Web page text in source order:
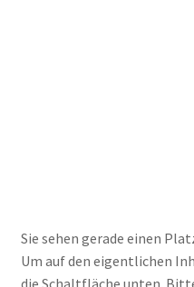
Sie sehen gerade einen
Um auf den eigentlichen